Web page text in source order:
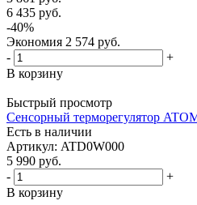
6 435 руб.
-40%
Экономия 2 574 руб.
-
+
В корзину
Быстрый просмотр
Сенсорный терморегулятор
Есть в наличии
Артикул: ATD0W000
5 990 руб.
-
+
В корзину